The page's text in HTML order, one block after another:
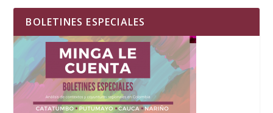
BOLETINES ESPECIALES